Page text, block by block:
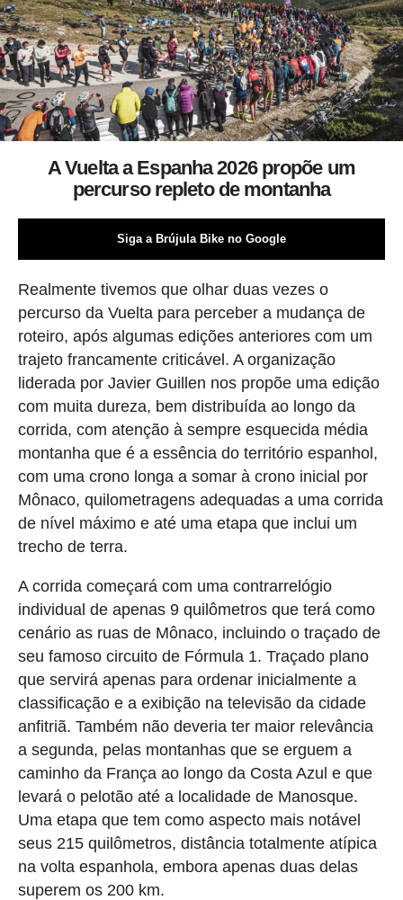
A Vuelta a Espanha 2026 propõe um
percurso repleto de montanha
Siga a Brújula Bike no Google
Realmente tivemos que olhar duas vezes o
percurso da Vuelta para perceber a mudança de
roteiro, após algumas edições anteriores com um
trajeto francamente criticável. A organização
liderada por Javier Guillen nos propõe uma edição
com muita dureza, bem distribuída ao longo da
corrida, com atenção à sempre esquecida média
montanha que é a essência do território espanhol,
com uma crono longa a somar à crono inicial por
Mônaco, quilometragens adequadas a uma corrida
de nível máximo e até uma etapa que inclui um
trecho de terra.
A corrida começará com uma contrarrelógio
individual de apenas 9 quilômetros que terá como
cenário as ruas de Mônaco, incluindo o traçado de
seu famoso circuito de Fórmula 1. Traçado plano
que servirá apenas para ordenar inicialmente a
classificação e a exibição na televisão da cidade
anfitriã. Também não deveria ter maior relevância
a segunda, pelas montanhas que se erguem a
caminho da França ao longo da Costa Azul e que
levará o pelotão até a localidade de Manosque.
Uma etapa que tem como aspecto mais notável
seus 215 quilômetros, distância totalmente atípica
na volta espanhola, embora apenas duas delas
superem os 200 km.